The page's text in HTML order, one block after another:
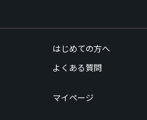
はじめての方へ
よくある質問
マイページ